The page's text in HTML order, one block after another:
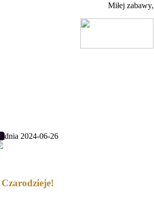
Miłej zabawy,
dnia 2024-06-26